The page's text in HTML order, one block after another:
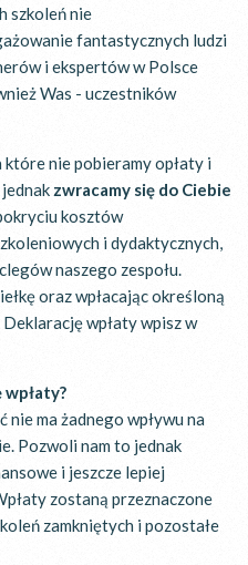
szkoleń nie
fantastycznych ludzi
i ekspertów w Polsce
Was - uczestników
które nie pobieramy opłaty i
zwracamy się do Ciebie
kosztów
i dydaktycznych,
naszego zespołu.
oraz wpłacając określoną
wpłaty wpisz w
nie ma żadnego wpływu na
Pozwoli nam to jednak
i jeszcze lepiej
zostaną przeznaczone
zamkniętych i pozostałe